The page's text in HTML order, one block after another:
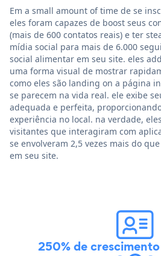
Em a small amount of time de se
eles foram capazes de boost seus
(mais de 600 contatos reais) e ter
mídia social para mais de 6.000
social alimentar em seu site. eles
uma forma visual de mostrar
como eles são landing on a página
se parecem na vida real. ele exibe
adequada e perfeita,
experiência no local. na verdade,
visitantes que interagiram com
se envolveram 2,5 vezes mais do
em seu site.
250% de crescimento